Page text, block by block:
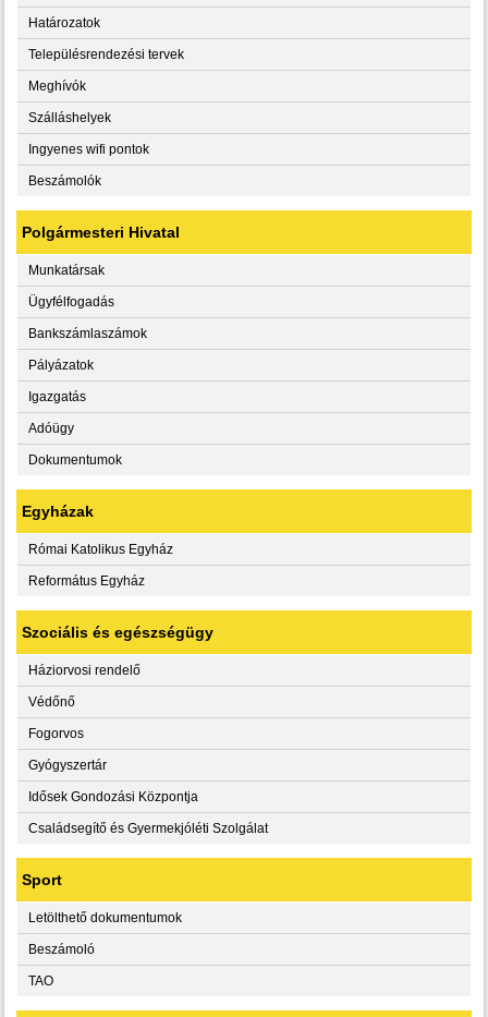
Határozatok
Településrendezési tervek
Meghívók
Szálláshelyek
Ingyenes wifi pontok
Beszámolók
Polgármesteri Hivatal
Munkatársak
Ügyfélfogadás
Bankszámlaszámok
Pályázatok
Igazgatás
Adóügy
Dokumentumok
Egyházak
Római Katolikus Egyház
Református Egyház
Szociális és egészségügy
Háziorvosi rendelő
Védőnő
Fogorvos
Gyógyszertár
Idősek Gondozási Központja
Családsegítő és Gyermekjóléti Szolgálat
Sport
Letölthető dokumentumok
Beszámoló
TAO